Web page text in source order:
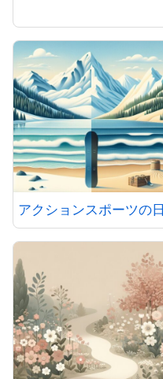
アクションスポーツの日